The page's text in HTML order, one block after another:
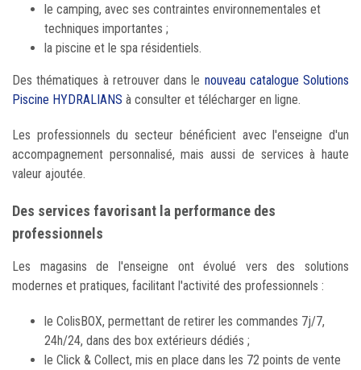
le camping, avec ses contraintes environnementales et
techniques importantes ;
la piscine et le spa résidentiels.
Des thématiques à retrouver dans le nouveau catalogue Solutions
Piscine HYDRALIANS à consulter et télécharger en ligne.
Les professionnels du secteur bénéficient avec l'enseigne d'un
accompagnement personnalisé, mais aussi de services à haute
valeur ajoutée.
Des services favorisant la performance des
professionnels
Les magasins de l'enseigne ont évolué vers des solutions
modernes et pratiques, facilitant l'activité des professionnels :
le ColisBOX, permettant de retirer les commandes 7j/7,
24h/24, dans des box extérieurs dédiés ;
le Click & Collect, mis en place dans les 72 points de vente